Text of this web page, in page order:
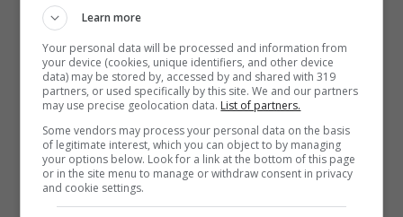
Learn more
Your personal data will be processed and information from
your device (cookies, unique identifiers, and other device
data) may be stored by, accessed by and shared with 319
partners, or used specifically by this site. We and our partners
may use precise geolocation data. List of partners.
Some vendors may process your personal data on the basis
of legitimate interest, which you can object to by managing
your options below. Look for a link at the bottom of this page
or in the site menu to manage or withdraw consent in privacy
and cookie settings.